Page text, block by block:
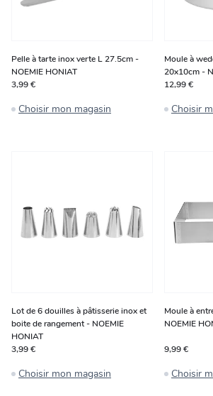
Pelle à tarte inox verte L 27.5cm -
NOEMIE HONIAT
3,99 €
Choisir mon magasin
Moule à
20x10cm -
12,99 €
Choisir
Lot de 6 douilles à pâtisserie inox et
boite de rangement - NOEMIE
HONIAT
3,99 €
Choisir mon magasin
Moule à
NOEMIE
9,99 €
Choisir